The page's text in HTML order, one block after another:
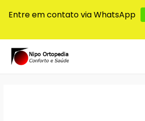
Entre em contato via WhatsApp